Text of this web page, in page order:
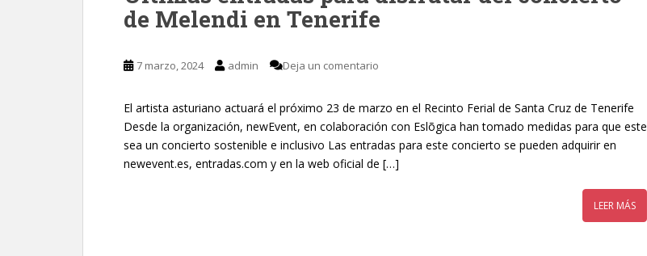
de Melendi en Tenerife
7 marzo, 2024 admin Deja un comentario
El artista asturiano actuará el próximo 23 de marzo en el Recinto Ferial de Santa Cruz de Tenerife
Desde la organización, newEvent, en colaboración con Eslõgica han tomado medidas para que este
sea un concierto sostenible e inclusivo Las entradas para este concierto se pueden adquirir en
newevent.es, entradas.com y en la web oficial de […]
LEER MÁS